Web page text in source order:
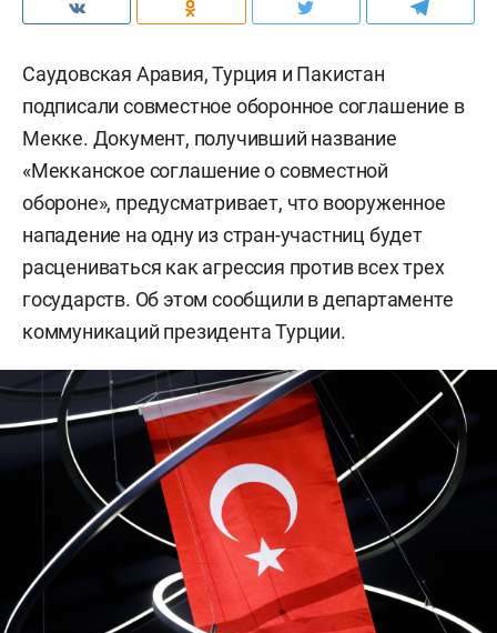
Саудовская Аравия, Турция и Пакистан
подписали совместное оборонное соглашение в
Мекке. Документ, получивший название
«Мекканское соглашение о совместной
обороне», предусматривает, что вооруженное
нападение на одну из стран-участниц будет
расцениваться как агрессия против всех трех
государств. Об этом сообщили в департаменте
коммуникаций президента Турции.